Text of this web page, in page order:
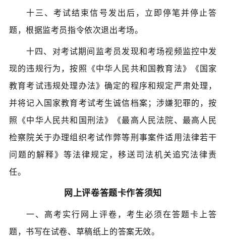
十三、考试结束信号发出后，立即停笔并停止答
题，根据监考员指令依次退出考场。
十四、对考试期间监考员发现和考场视频监控中发
现的违规行为，按照《中华人民共和国教育法》《国家
教育考试违规处理办法》确定的程序和规定严肃处理，
并将记入国家教育考试考生诚信档案；涉嫌犯罪的，按
照《中华人民共和国刑法》《最高人民法院、最高人民
检察院关于办理组织考试作弊等刑事案件适用法律若干
问题的解释》等法律规定，移送司法机关追究法律责
任。
网上评卷答题卡作答须知
一、高考实行网上评卷，考生必须在答题卡上答
题，书写在试卷、草稿纸上的答案无效。